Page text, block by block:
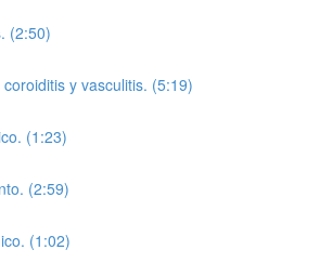
(2:50)
coroiditis y vasculitis. (5:19)
(1:23)
(2:59)
(1:02)